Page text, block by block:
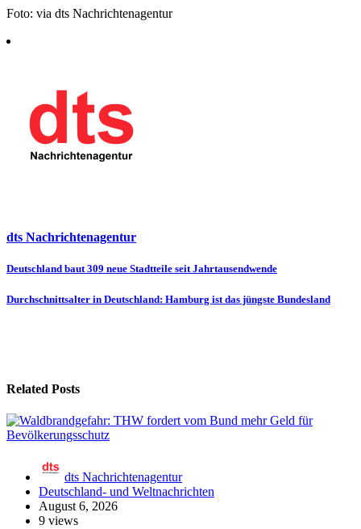
Foto: via dts Nachrichtenagentur
dts Nachrichtenagentur
Beitragsnavigation
Deutschland baut 309 neue Stadtteile seit Jahrtausendwende
Durchschnittsalter in Deutschland: Hamburg ist das jüngste Bundesland
Related Posts
dts Nachrichtenagentur
Deutschland- und Weltnachrichten
August 6, 2026
9 views